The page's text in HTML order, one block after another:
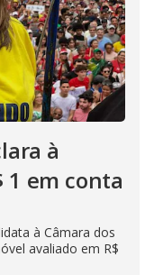
à
1 em conta
à Câmara dos
avaliado em R$